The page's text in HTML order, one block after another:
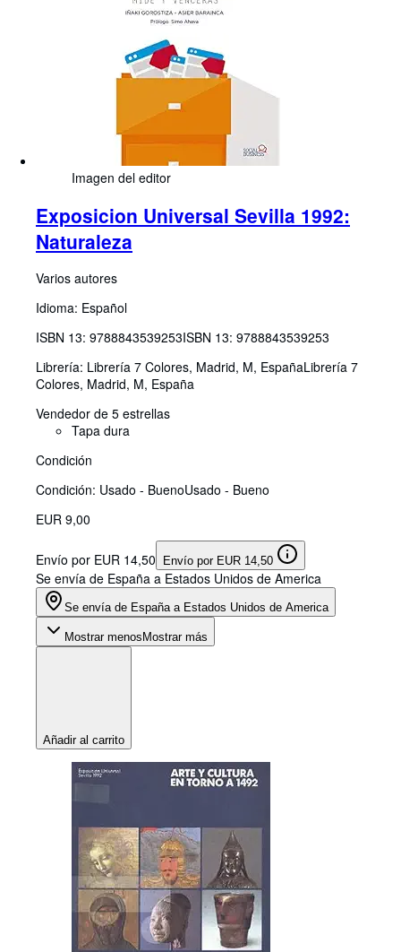
Imagen del editor
Exposicion Universal Sevilla 1992:
Naturaleza
Varios autores
Idioma: Español
ISBN 13: 9788843539253ISBN 13: 9788843539253
Librería: Librería 7 Colores, Madrid, M, EspañaLibrería 7
Colores, Madrid, M, España
Vendedor de 5 estrellas
Tapa dura
Condición
Condición: Usado - BuenoUsado - Bueno
EUR 9,00
Envío por EUR 14,50 Envío por EUR 14,50
Se envía de España a Estados Unidos de America
Se envía de España a Estados Unidos de America
Mostrar menos Mostrar más
Añadir al carrito